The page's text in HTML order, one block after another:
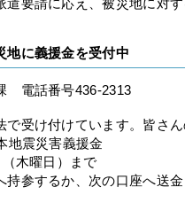
要請に応え、被災地に対す
地に義援金を受付中
電話番号436-2313
受け付けています。皆さん
地震災害義援金
（木曜日）まで
持参するか、次の口座へ送